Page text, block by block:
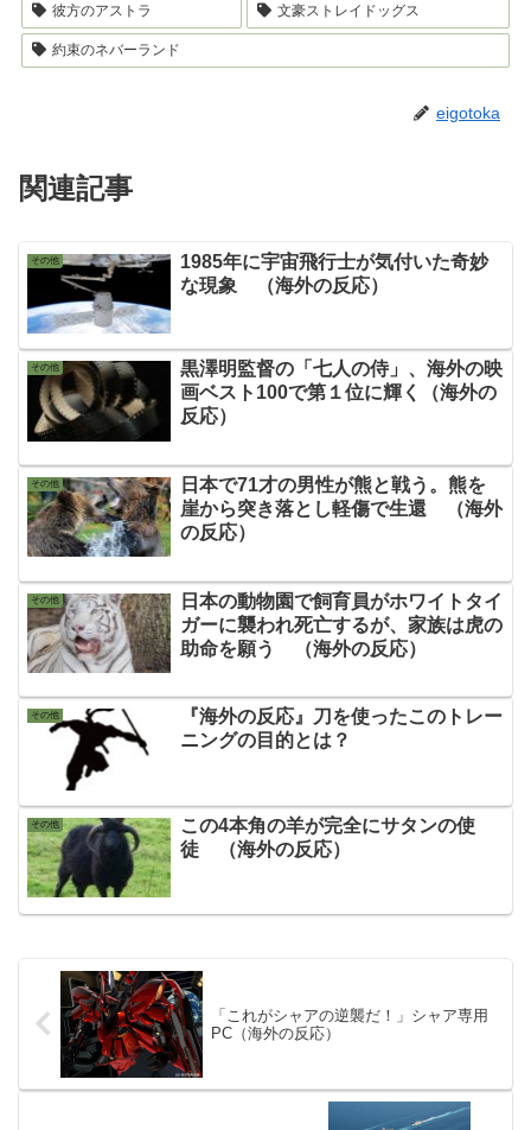
彼方のアストラ 文豪ストレイドッグス
約束のネバーランド
eigotoka
関連記事
その他
1985年に宇宙飛行士が気付いた奇妙
な現象 （海外の反応）
その他
黒澤明監督の「七人の侍」、海外の映
画ベスト100で第１位に輝く（海外の
反応）
その他
日本で71才の男性が熊と戦う。熊を
崖から突き落とし軽傷で生還 （海外
の反応）
その他
日本の動物園で飼育員がホワイトタイ
ガーに襲われ死亡するが、家族は虎の
助命を願う （海外の反応）
その他
『海外の反応』刀を使ったこのトレー
ニングの目的とは？
その他
この4本角の羊が完全にサタンの使
徒 （海外の反応）
「これがシャアの逆襲だ！」シャア専用
PC（海外の反応）